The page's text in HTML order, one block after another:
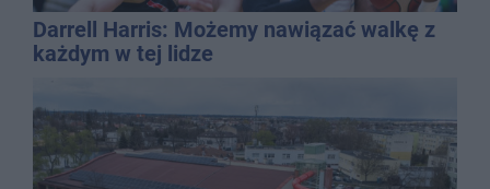
Darrell Harris: Możemy nawiązać walkę z
każdym w tej lidze